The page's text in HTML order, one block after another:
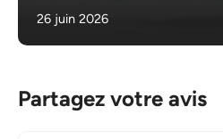
26 juin 2026
Partagez votre avis